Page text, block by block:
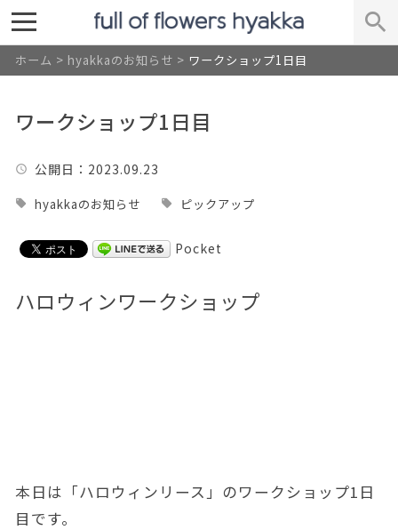
ホーム > hyakkaのお知らせ > ワークショップ1日目
ワークショップ1日目
公開日 ：2023.09.23
hyakkaのお知らせ ピックアップ
Pocket
ハロウィンワークショップ
本日は「ハロウィンリース」のワークショップ1日
目です。